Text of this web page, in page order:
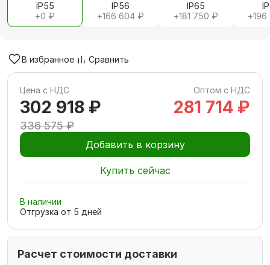
IP55
+0 ₽
IP56
+166 604 ₽
IP65
+181 750 ₽
+
В избранное Сравнить
Цена с НДС Оптом с НДС
302 918 ₽
336 575 ₽
281 714 ₽
Добавить в корзину
Купить сейчас
В наличии
Отгрузка от 5 дней
Расчет стоимости доставки